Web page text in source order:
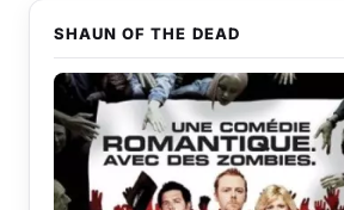
SHAUN OF THE DEAD